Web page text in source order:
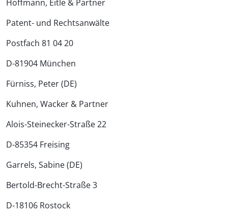
Hoffmann, Eitle & Partner
Patent- und Rechtsanwälte
Postfach 81 04 20
D-81904 München
Fürniss, Peter (DE)
Kuhnen, Wacker & Partner
Alois-Steinecker-Straße 22
D-85354 Freising
Garrels, Sabine (DE)
Bertold-Brecht-Straße 3
D-18106 Rostock